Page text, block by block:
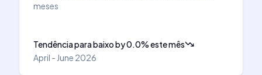
meses
Tendência para baixoby0.0%este mês
April - June 2026